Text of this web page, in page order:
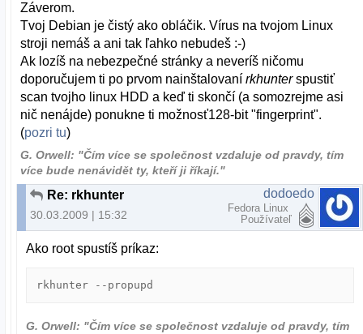
Záverom.
Tvoj Debian je čistý ako obláčik. Vírus na tvojom Linux
stroji nemáš a ani tak ľahko nebudeš :-)
Ak lozíš na nebezpečné stránky a neveríš ničomu
doporučujem ti po prvom nainštalovaní rkhunterspustiť
scan tvojho linux HDD a keď ti skončí (a somozrejme asi
nič nenájde) ponukne ti možnosť128-bit "fingerprint".
(pozri tu)
G. Orwell: "Čím více se společnost vzdaluje od pravdy, tím
více bude nenávidět ty, kteří ji říkají."
Re: rkhunter
30.03.2009 | 15:32
dodoedo
Fedora Linux
Používateľ
Ako root spustíš príkaz:
rkhunter --propupd
G. Orwell: "Čím více se společnost vzdaluje od pravdy, tím